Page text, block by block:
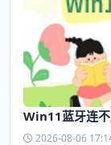
Win11蓝牙连
2026-08-06